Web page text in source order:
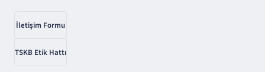
İletişim Formu
TSKB Etik Hattı